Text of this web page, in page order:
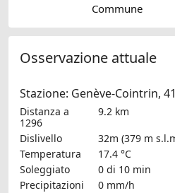
Commune
Osservazione attuale
Stazione: Genève-Cointrin,
Distanza a
1296
9.2 km
Dislivello
32m (379 m
Temperatura
17.4 °C
Soleggiato
0 di 10 min
Precipitazioni
0 mm/h